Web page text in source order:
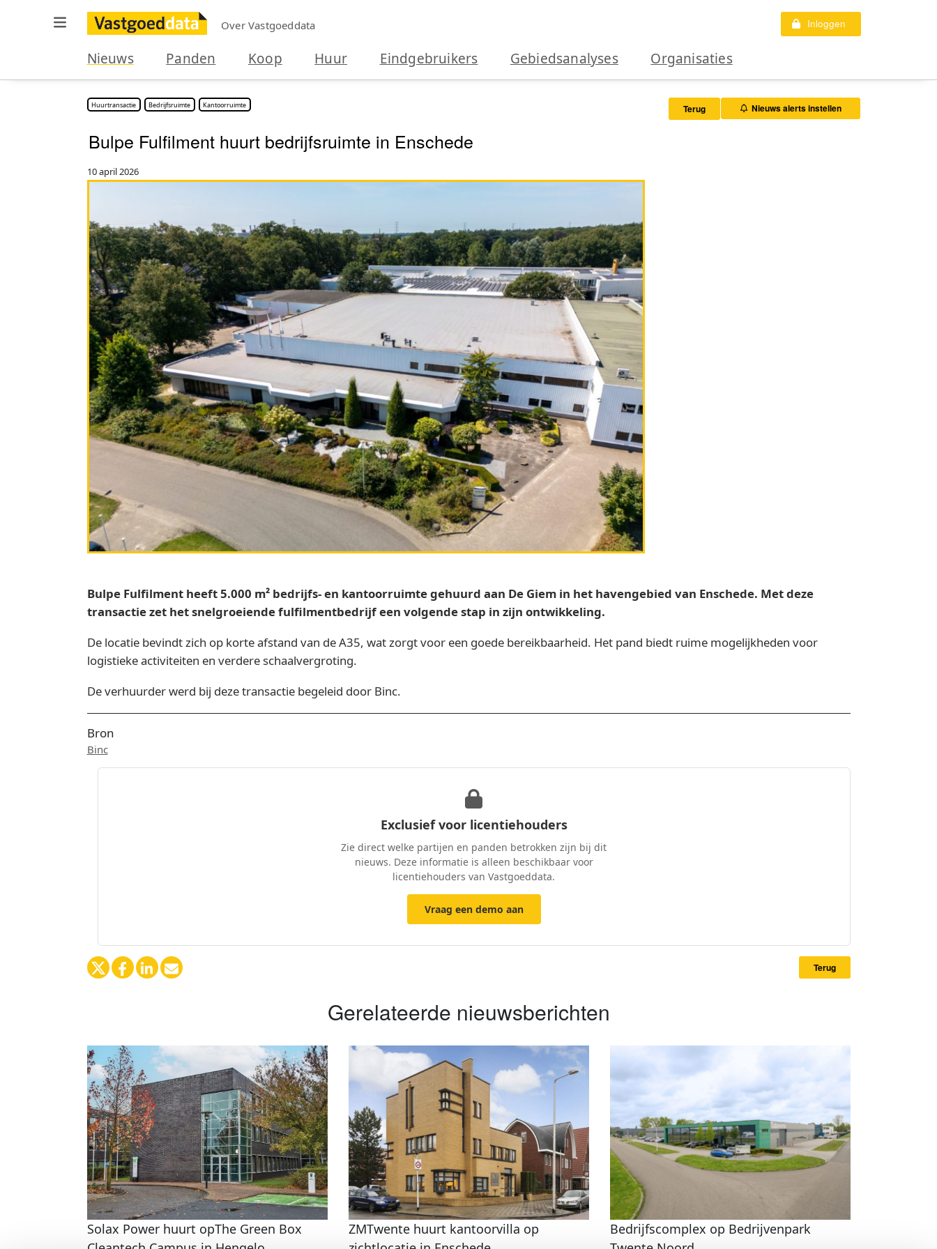
Over Vastgoeddata Inloggen
Nieuws Panden Koop Huur Eindgebruikers Gebiedsanalyses Organisaties
Huurtransactie Bedrijfsruimte Kantoorruimte Terug Nieuws alerts instellen
Bulpe Fulfilment huurt bedrijfsruimte in Enschede
10 april 2026
Bulpe Fulfilment heeft 5.000 m² bedrijfs- en kantoorruimte gehuurd aan De Giem in het havengebied van Enschede. Met deze
transactie zet het snelgroeiende fulfilmentbedrijf een volgende stap in zijn ontwikkeling.
De locatie bevindt zich op korte afstand van de A35, wat zorgt voor een goede bereikbaarheid. Het pand biedt ruime mogelijkheden voor
logistieke activiteiten en verdere schaalvergroting.
De verhuurder werd bij deze transactie begeleid door Binc.
Bron
Binc
Exclusief voor licentiehouders
Zie direct welke partijen en panden betrokken zijn bij dit
nieuws. Deze informatie is alleen beschikbaar voor
licentiehouders van Vastgoeddata.
Vraag een demo aan
Terug
Gerelateerde nieuwsberichten
Solax Power huurt opThe Green Box
ZMTwente huurt kantoorvilla op
Bedrijfscomplex op Bedrijvenpark